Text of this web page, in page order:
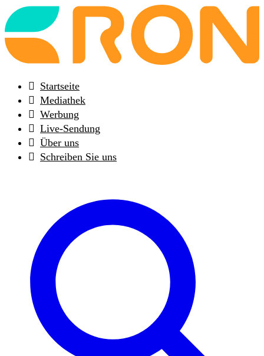
Back
to
frontpage
Startseite
Mediathek
Werbung
Live-Sendung
Über uns
Schreiben Sie uns